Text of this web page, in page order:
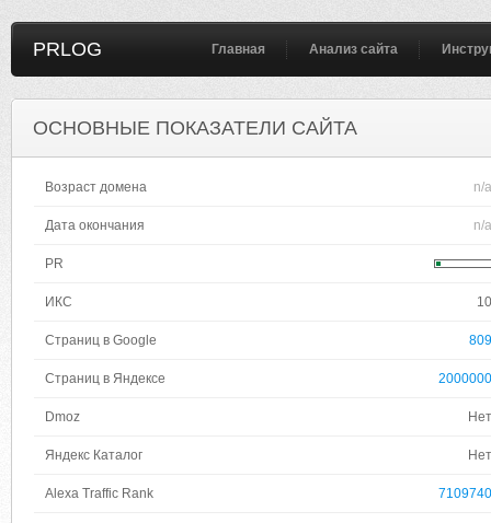
PRLOG Главная Анализ сайта
ОСНОВНЫЕ ПОКАЗАТЕЛИ САЙТА
Возраст домена n/a
Дата окончания n/a
PR
ИКС 10
Страниц в Google 809
Страниц в Яндексе 2000000
Dmoz Нет
Яндекс Каталог Нет
Alexa Traffic Rank 7109740